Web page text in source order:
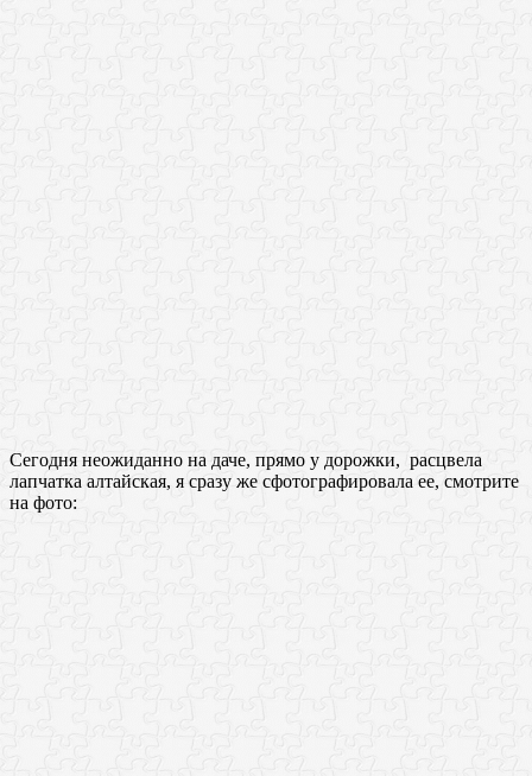
Сегодня неожиданно на даче, прямо у дорожки, расцвела
лапчатка алтайская, я сразу же сфотографировала ее, смотрите
на фото: